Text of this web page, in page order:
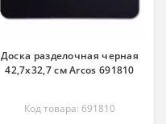
Доска разделочная черная
42,7х32,7 см Arcos 691810
Код товара: 691810